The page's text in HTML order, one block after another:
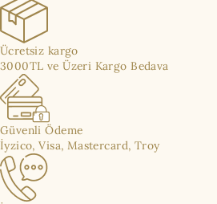
Ücretsiz kargo
3000TL ve Üzeri Kargo Bedava
Güvenli Ödeme
İyzico, Visa, Mastercard, Troy